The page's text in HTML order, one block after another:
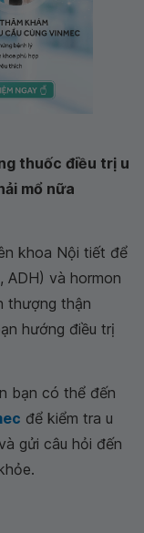
thuốc điều trị u
mổ nữa
khoa Nội tiết để
ADH) và hormon
thượng thận
hướng điều trị
bạn có thể đến
để kiểm tra u
gửi câu hỏi đến